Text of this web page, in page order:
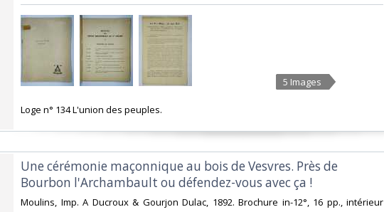
5 Images
‎Loge n° 134 L'union des peuples. ‎
‎Une cérémonie maçonnique au bois de Vesvres. Près de
Bourbon l'Archambault ou défendez-vous avec ça !‎
‎Moulins, Imp. A Ducroux & Gourjon Dulac, 1892. Brochure in-12°, 16 pp., intérieur